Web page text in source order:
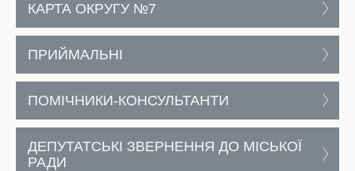
КАРТА ОКРУГУ №7
ПРИЙМАЛЬНІ
ПОМІЧНИКИ-КОНСУЛЬТАНТИ
ДЕПУТАТСЬКІ ЗВЕРНЕННЯ ДО МІСЬКОЇ
РАДИ